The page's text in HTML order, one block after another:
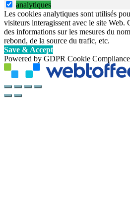
analytiques
Les cookies analytiques sont utilisés
visiteurs interagissent avec le site Web.
des informations sur les mesures du
rebond, de la source du trafic, etc.
Save & Accept
Powered by GDPR Cookie Compliance